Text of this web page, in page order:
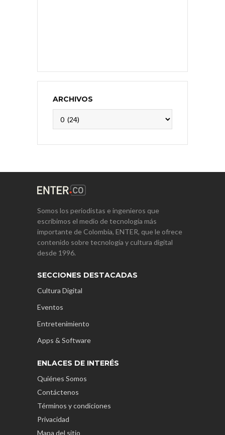
ARCHIVOS
Somos los periodistas e ingenieros que
escribimos el medio de tecnología más
importante de Colombia, ENTER, que le ofrece
contenido sobre tecnología y cultura digital
desde 1996.
SECCIONES DESTACADAS
Cultura Digital
Eventos
Entretenimiento
Apps & Software
ENLACES DE INTERÉS
Quiénes Somos
Contáctenos
Términos y condiciones
Privacidad
Mapa del sitio